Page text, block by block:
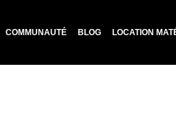
COMMUNAUTÉ BLOG LOCATION